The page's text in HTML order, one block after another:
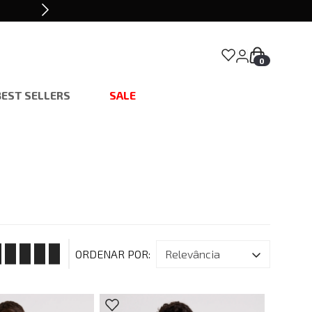
0
SELLERS SALE
relevância